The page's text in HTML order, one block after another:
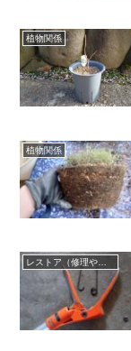
植物関係
植物関係
レストア（修理や修繕など）失敗もアリ！